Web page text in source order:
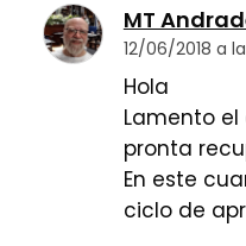
MT
12/06/2018 a
Hola
Lamento el
pronta
En este
ciclo de